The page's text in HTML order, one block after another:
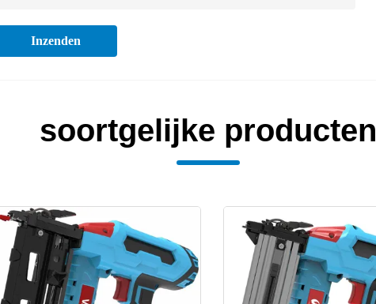
Inzenden
soortgelijke producten